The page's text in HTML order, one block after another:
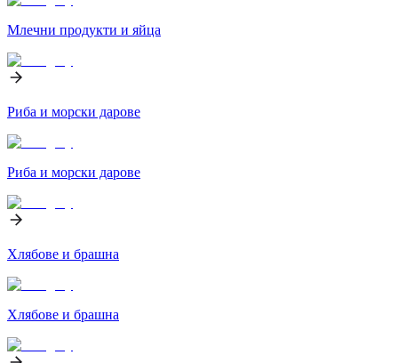
Млечни продукти и яйца
Риба и морски дарове
Риба и морски дарове
Хлябове и брашна
Хлябове и брашна